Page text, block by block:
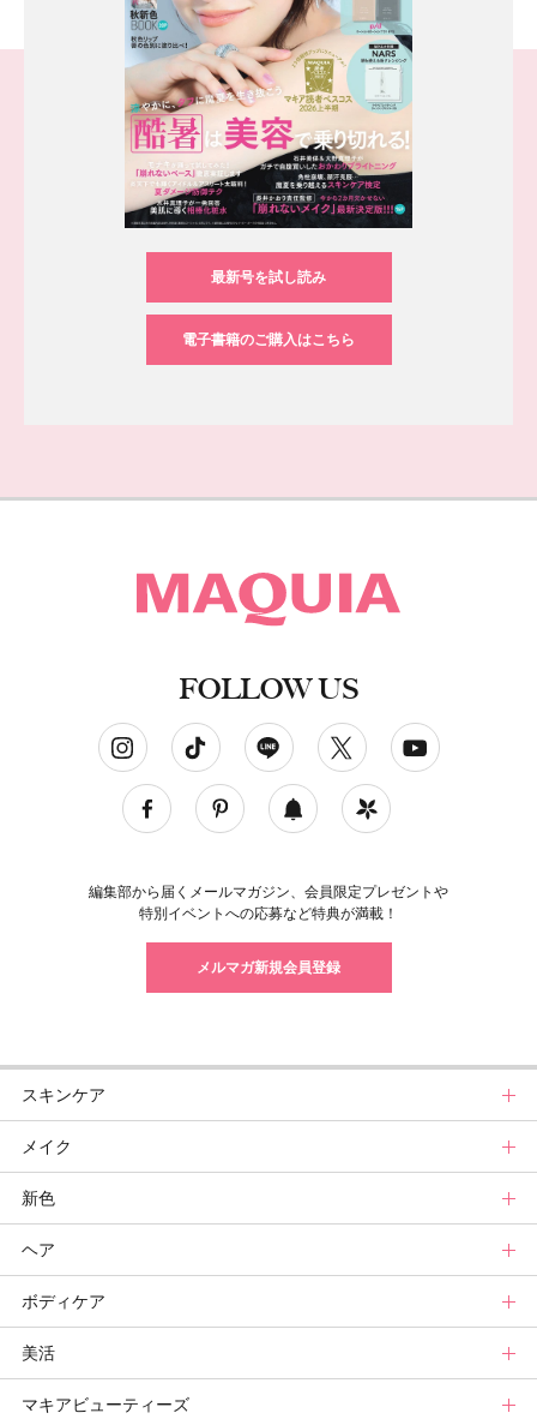
最新号を試し読み
電子書籍のご購入はこちら
FOLLOW US
編集部から届くメールマガジン、会員限定プレゼントや
特別イベントへの応募など特典が満載！
メルマガ新規会員登録
スキンケア
スキンケアトップ
ニュース
スキンケアまとめ
スキンケア診断
メイク
メイクトップ
ニュース
メイクまとめ
ベースメイクカタログ
メイク診断
新色
新色トップ
クリスマスコフレ
秋新色
新色コスメスウォッチ
ヘア
ヘアトップ
ニュース
ヘアカタログ
ボディケア
ボディケアトップ
ニュース
美活
美活トップ
マキアビューティーズ